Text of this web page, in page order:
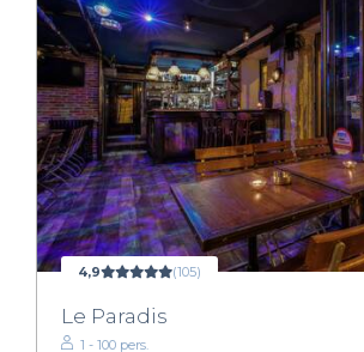
4,9 (105)
Le Paradis
1 - 100 pers.